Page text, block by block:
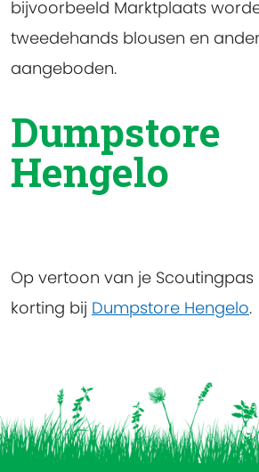
bijvoorbeeld Marktplaats
tweedehands blousen en
aangeboden.
Dumpstore
Hengelo
Op vertoon van je Scoutingpas
korting bij Dumpstore Hengelo.